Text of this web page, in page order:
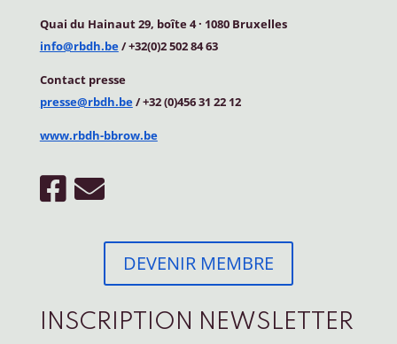
Quai du Hainaut 29, boîte 4· 1080 Bruxelles
info@rbdh.be/ +32(0)2 502 84 63
Contact presse
presse@rbdh.be/ +32 (0)456 31 22 12
www.rbdh-bbrow.be
DEVENIR MEMBRE
INSCRIPTION NEWSLETTER